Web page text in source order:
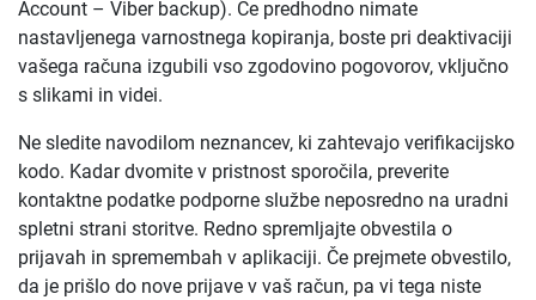
Account – Viber backup). Če predhodno nimate
nastavljenega varnostnega kopiranja, boste pri deaktivaciji
vašega računa izgubili vso zgodovino pogovorov, vključno
s slikami in videi.
Ne sledite navodilom neznancev, ki zahtevajo verifikacijsko
kodo. Kadar dvomite v pristnost sporočila, preverite
kontaktne podatke podporne službe neposredno na uradni
spletni strani storitve. Redno spremljajte obvestila o
prijavah in spremembah v aplikaciji. Če prejmete obvestilo,
da je prišlo do nove prijave v vaš račun, pa vi tega niste